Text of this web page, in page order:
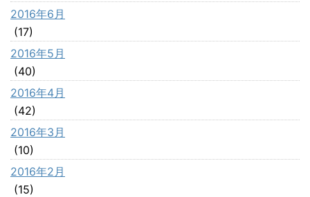
2016年6月
(17)
2016年5月
(40)
2016年4月
(42)
2016年3月
(10)
2016年2月
(15)